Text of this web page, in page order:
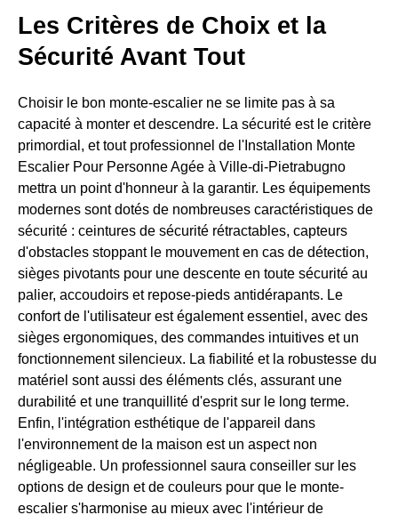
Les Critères de Choix et la
Sécurité Avant Tout
Choisir le bon monte-escalier ne se limite pas à sa
capacité à monter et descendre. La sécurité est le critère
primordial, et tout professionnel de l'Installation Monte
Escalier Pour Personne Agée à Ville-di-Pietrabugno
mettra un point d'honneur à la garantir. Les équipements
modernes sont dotés de nombreuses caractéristiques de
sécurité : ceintures de sécurité rétractables, capteurs
d'obstacles stoppant le mouvement en cas de détection,
sièges pivotants pour une descente en toute sécurité au
palier, accoudoirs et repose-pieds antidérapants. Le
confort de l'utilisateur est également essentiel, avec des
sièges ergonomiques, des commandes intuitives et un
fonctionnement silencieux. La fiabilité et la robustesse du
matériel sont aussi des éléments clés, assurant une
durabilité et une tranquillité d'esprit sur le long terme.
Enfin, l'intégration esthétique de l'appareil dans
l'environnement de la maison est un aspect non
négligeable. Un professionnel saura conseiller sur les
options de design et de couleurs pour que le monte-
escalier s'harmonise au mieux avec l'intérieur de